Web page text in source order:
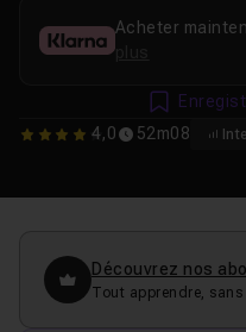
4 4,0 52m08
Acheter
plus
Découvrez nos
Tout apprendre,